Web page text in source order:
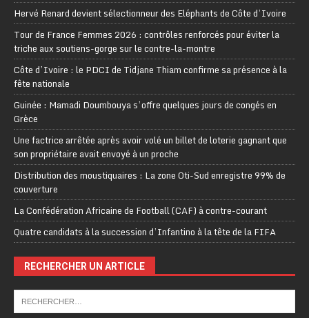
Hervé Renard devient sélectionneur des Eléphants de Côte d’Ivoire
Tour de France Femmes 2026 : contrôles renforcés pour éviter la
triche aux soutiens-gorge sur le contre-la-montre
Côte d’Ivoire : le PDCI de Tidjane Thiam confirme sa présence à la
fête nationale
Guinée : Mamadi Doumbouya s’offre quelques jours de congés en
Grèce
Une factrice arrêtée après avoir volé un billet de loterie gagnant que
son propriétaire avait envoyé à un proche
Distribution des moustiquaires : La zone Oti-Sud enregistre 99% de
couverture
La Confédération Africaine de Football (CAF) à contre-courant
Quatre candidats à la succession d’Infantino à la tête de la FIFA
RECHERCHER UN ARTICLE